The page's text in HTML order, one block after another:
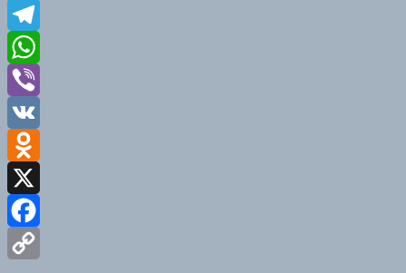
Telegram
WhatsApp
Viber
VK
Odnoklassniki
X
Facebook